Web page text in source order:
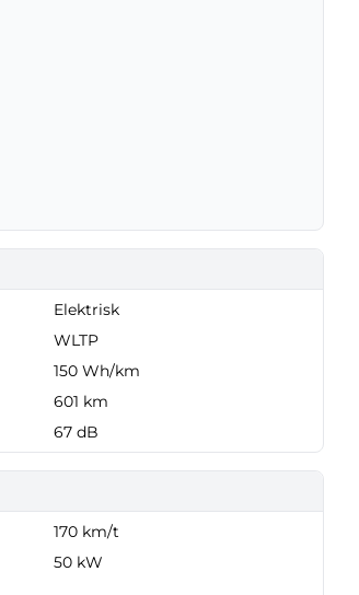
Elektrisk
WLTP
150 Wh/km
601 km
67 dB
170 km/t
50 kW